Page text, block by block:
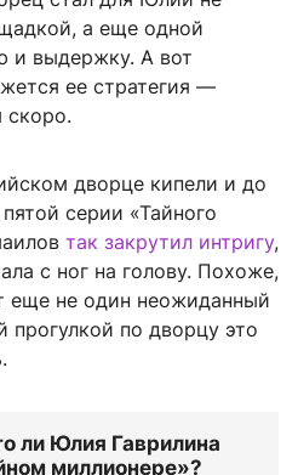
а еще одной
и выдержку. А вот
ее стратегия —
скоро.
дворце кипели и до
серии «Тайного
так закрутил интригу,
с ног на голову. Похоже,
еще не один неожиданный
по дворцу это
ли Юлия Гаврилина
миллионере»?